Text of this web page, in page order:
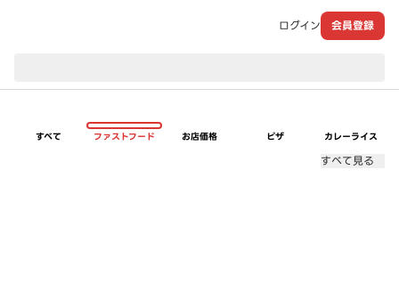
ログイン 会員登録
すべて ファストフード お店価格 ピザ カレーライス
すべて見る